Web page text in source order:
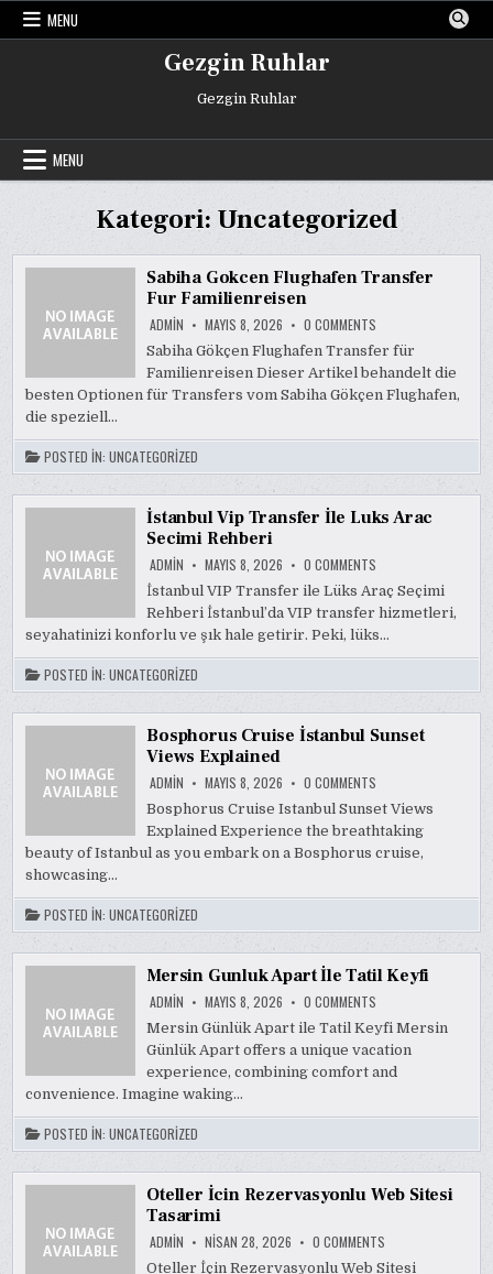
Skip
MENU
Gezgin Ruhlar
Gezgin Ruhlar
MENU
Kategori: Uncategorized
Sabiha Gokcen Flughafen Transfer
Fur Familienreisen
ADMIN MAYIS 8, 2026 0 COMMENTS
GOKCEN
FLUGHAFEN
TRANSFER
FUR
FAMILIENREISEN
Sabiha Gökçen Flughafen Transfer für
Familienreisen Dieser Artikel behandelt die
besten Optionen für Transfers vom Sabiha Gökçen Flughafen,
die speziell…
POSTED IN:UNCATEGORIZED
İstanbul Vip Transfer İle Luks Arac
Secimi Rehberi
ADMIN MAYIS 8, 2026 0 COMMENTS
VIP
TRANSFER
İLE
LUKS
ARAC
SECIMI
İstanbul VIP Transfer ile Lüks Araç Seçimi
Rehberi İstanbul’da VIP transfer hizmetleri,
seyahatinizi konforlu ve şık hale getirir. Peki, lüks…
POSTED IN:UNCATEGORIZED
Bosphorus Cruise İstanbul Sunset
Views Explained
ADMIN MAYIS 8, 2026 0 COMMENTS
CRUISE
İSTANBUL
SUNSET
VIEWS
EXPLAINED
Bosphorus Cruise Istanbul Sunset Views
Explained Experience the breathtaking
beauty of Istanbul as you embark on a Bosphorus cruise,
showcasing…
POSTED IN:UNCATEGORIZED
Mersin Gunluk Apart İle Tatil Keyfi
ADMIN MAYIS 8, 2026 0 COMMENTS
GUNLUK
APART
İLE
TATIL
KEYFI
Mersin Günlük Apart ile Tatil Keyfi Mersin
Günlük Apart offers a unique vacation
experience, combining comfort and
convenience. Imagine waking…
POSTED IN:UNCATEGORIZED
Oteller İcin Rezervasyonlu Web Sitesi
Tasarimi
ADMIN NISAN 28, 2026 0 COMMENTS
İCIN
Oteller İçin Rezervasyonlu Web Sitesi